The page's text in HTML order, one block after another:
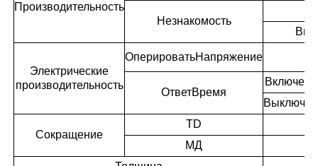
Производительность
Незнакомость
Электрические
производительность
ОперироватьНапряжение
ОтветВремя
Сокращение
TD
МД